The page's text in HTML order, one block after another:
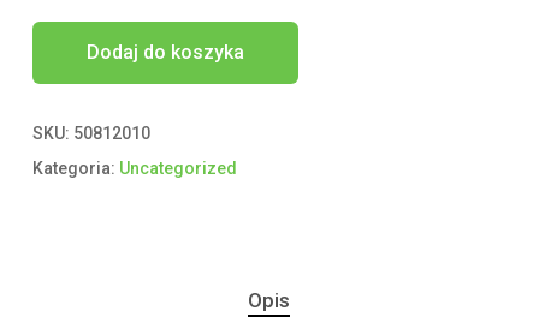
Dodaj do koszyka
SKU: 50812010
Kategoria: Uncategorized
Opis